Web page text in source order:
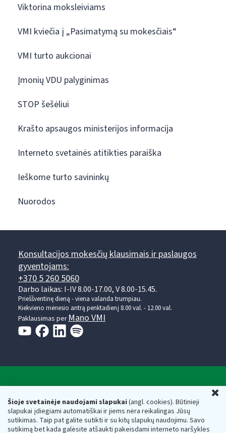
Šioje svetainėje naudojami slapukai(angl. cookies). Būtinieji
slapukai įdiegiami automatiškai ir jiems nėra reikalingas Jūsų
sutikimas. Taip pat galite sutikti ir su kitų slapukų naudojimu. Savo
sutikimą bet kada galėsite atšaukti pakeisdami interneto naršyklės
Viktorina moksleiviams
VMI kviečia į „Pasimatymą su mokesčiais“
VMI turto aukcionai
Įmonių VDU palyginimas
STOP šešėliui
Krašto apsaugos ministerijos informacija
Interneto svetainės atitikties paraiška
Ieškome turto savininkų
Nuorodos
Konsultacijos mokesčių klausimais ir paslaugos
gyventojams:
+370 5 260 5060
Darbo laikas: I-IV 8.00-17.00, V 8.00-15.45.
Prieššventinę dieną - viena valanda trumpiau.
Kiekvieno mėnesio antrą penktadienį 8.00 val. - 12.00 val.
Paklausimas per Mano VMI
Respublikos finansų ministerijos
Biudžetinė įstaiga. Juridinio asmens kodas — 188659752,
adresas: Vasario 16-osios g. 14, 01107 Vilnius, Lietuva, el.paštas: